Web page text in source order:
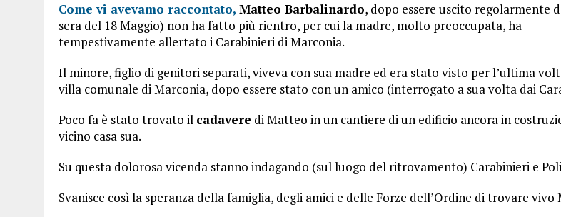
Come vi avevamo raccontato, Matteo Barbalinardo, dopo essere uscito regolarmente
sera del 18 Maggio) non ha fatto più rientro, per cui la madre, molto preoccupata, ha
tempestivamente allertato i Carabinieri di Marconia.
Il minore, figlio di genitori separati, viveva con sua madre ed era stato visto per l’ultima
villa comunale di Marconia, dopo essere stato con un amico (interrogato a sua volta dai
Poco fa è stato trovato il cadavere di Matteo in un cantiere di un edificio ancora in
vicino casa sua.
Su questa dolorosa vicenda stanno indagando (sul luogo del ritrovamento) Carabinieri e
Svanisce così la speranza della famiglia, degli amici e delle Forze dell’Ordine di trovare vivo